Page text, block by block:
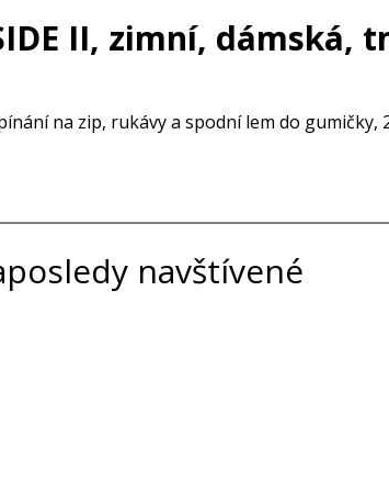
II, zimní, dámská,
na zip, rukávy a spodní lem do
navštívené